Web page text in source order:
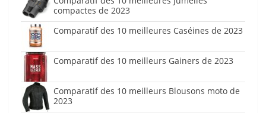
compactes de 2023
Comparatif des 10 meilleures Caséines de 2023
Comparatif des 10 meilleurs Gainers de 2023
Comparatif des 10 meilleurs Blousons moto de
2023